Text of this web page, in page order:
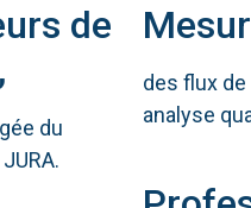
de
du
des flux
analyse